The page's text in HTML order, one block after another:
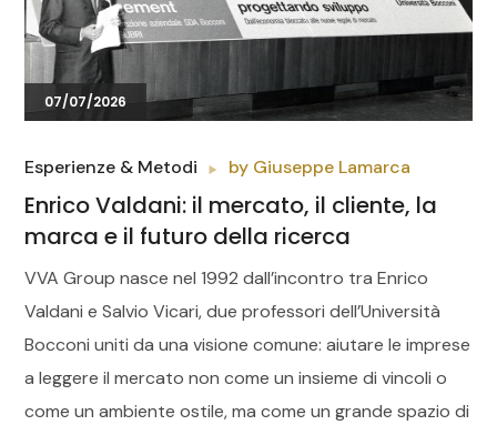
07/07/2026
Esperienze & Metodi by Giuseppe Lamarca
Enrico Valdani: il mercato, il cliente, la
marca e il futuro della ricerca
VVA Group nasce nel 1992 dall’incontro tra Enrico
Valdani e Salvio Vicari, due professori dell’Università
Bocconi uniti da una visione comune: aiutare le imprese
a leggere il mercato non come un insieme di vincoli o
come un ambiente ostile, ma come un grande spazio di